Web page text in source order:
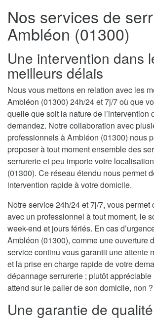
Nos services de
Ambléon (01300)
Une intervention dans
meilleurs délais
Nous vous mettons en relation avec les
Ambléon (01300) 24h/24 et 7j/7 où que
quelle que soit la nature de l’intervention
demandez. Notre collaboration avec
professionnels à Ambléon (01300) nous
proposer à tout moment ensemble des
serrurerie et peu importe votre
(01300). Ce réseau étendu nous permet
intervention rapide à votre domicile.
Notre service 24h/24 et 7j/7, vous permet
avec un professionnel à tout moment, le
week-end et jours fériés. En cas
Ambléon (01300), comme une ouverture
service continu vous garantit une attente
et la prise en charge rapide de votre
dépannage serrurerie ; plutôt appréciable
attend sur le palier de son domicile, non ?
Une garantie de qualité